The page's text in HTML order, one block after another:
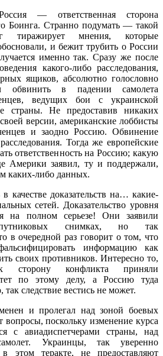
— ответственная сторона
Боинга. Странно подумать — такой
тиражирует мнения, которые
и бежит трубить о России
именно так. Сразу же после
какого-либо расследования,
ящиков, абсолютно голословно
обвинить в падении самолета
ведущих бои с украинской
страны. Не предоставив никаких
своей версии, американские лоббисты
и заодно Россию. Обвинение
Тогда же европейские
ответственность на Россию; какую
Америки заявил, ту и поддержали,
каких-либо данных.
качестве доказательств на… какие-
сетей. Доказательство уровня
на полном серьезе! Они заявили
снимках, но так
в очередной раз говорит о том, что
информацию как
своих противников. Интересно то,
сторону конфликта приняли
по этому делу, а Россию туда
следствие вестись не может.
и пролегал над зоной боевых
вопросы, поскольку изменение курса
с авиадиспетчерами страны, над
Украинцы, так уверенно
этом теракте, не предоставляют